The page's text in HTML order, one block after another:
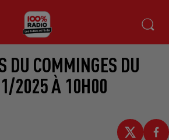
DU COMMINGES DU
2025 À 10H00